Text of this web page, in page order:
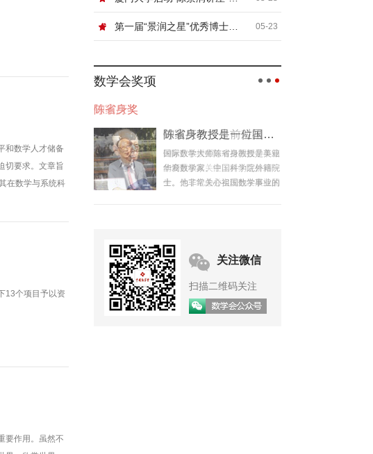
和数学人才储备
切要求。文章旨
在数学与系统科
13个项目予以资
要作用。虽然不
05-23
数学会奖项
钟家庆奖
钟家庆教授生前对祖国数学事业的发展极其关切
钟家庆教授生前对祖国数学事业
的发展极其关注，并为之拚搏一
生。为了纪念并实现他发展祖国
关注微信
扫描二维码关注